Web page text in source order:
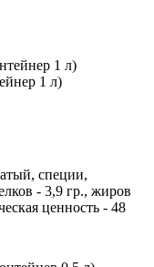
1 л)
специи,
- 3,9 гр., жиров
ценность - 48